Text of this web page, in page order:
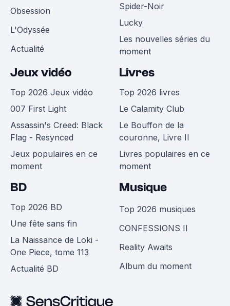
Obsession
L'Odyssée
Actualité
Spider-Noir
Lucky
Les nouvelles séries du
moment
Jeux vidéo
Top 2026 Jeux vidéo
007 First Light
Assassin's Creed: Black
Flag - Resynced
Jeux populaires en ce
moment
Livres
Top 2026 livres
Le Calamity Club
Le Bouffon de la
couronne, Livre II
Livres populaires en ce
moment
BD
Top 2026 BD
Une fête sans fin
La Naissance de Loki -
One Piece, tome 113
Actualité BD
Musique
Top 2026 musiques
CONFESSIONS II
Reality Awaits
Album du moment